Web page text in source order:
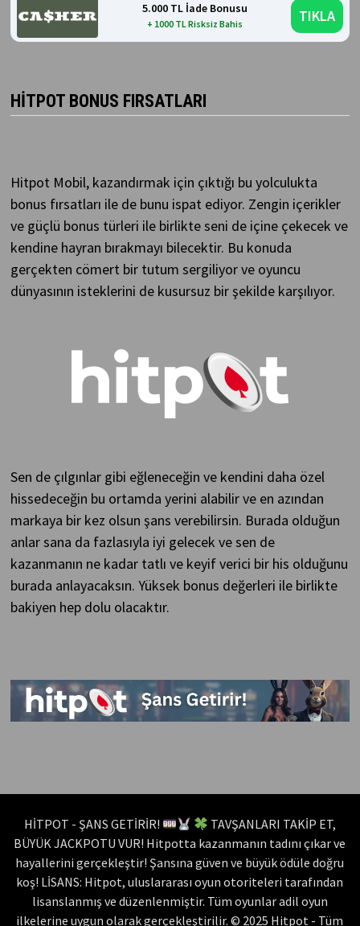
5.000 TL İade Bonusu
+ 1000 TL Risksiz Bahis TIKLA
HITPOT BONUS FIRSATLARI
Hitpot Mobil, kazandırmak için çıktığı bu yolculukta
bonus fırsatları ile de bunu ispat ediyor. Zengin içerikler
ve güçlü bonus türleri ile birlikte seni de içine çekecek ve
kendine hayran bırakmayı bilecektir. Bu konuda
gerçekten cömert bir tutum sergiliyor ve oyuncu
dünyasının isteklerini de kusursuz bir şekilde karşılıyor.
Sen de çılgınlar gibi eğleneceğin ve kendini daha özel
hissedeceğin bu ortamda yerini alabilir ve en azından
markaya bir kez olsun şans verebilirsin. Burada olduğun
anlar sana da fazlasıyla iyi gelecek ve sen de
kazanmanın ne kadar tatlı ve keyif verici bir his olduğunu
burada anlayacaksın. Yüksek bonus değerleri ile birlikte
bakiyen hep dolu olacaktır.
HİTPOT - ŞANS GETİRİR!
TAVŞANLARI TAKİP ET,
BÜYÜK JACKPOTU VUR! Hitpotta kazanmanın tadını çıkar ve
hayallerini gerçekleştir! Şansına güven ve büyük ödüle doğru
koş! LİSANS: Hitpot, uluslararası oyun otoriteleri tarafından
lisanslanmış ve düzenlenmiştir. Tüm oyunlar adil oyun
ilkelerine uygun olarak gerçekleştirilir. © 2025 Hitpot - Tüm